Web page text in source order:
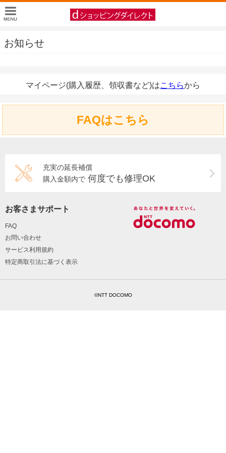
お知らせ
マイページ(購入履歴、領収書など)はこちらから
FAQはこちら
充実の延長補償
購入金額内で 何度でも修理OK
お客さまサポート
FAQ
お問い合わせ
サービス利用規約
特定商取引法に基づく表示
©NTT DOCOMO